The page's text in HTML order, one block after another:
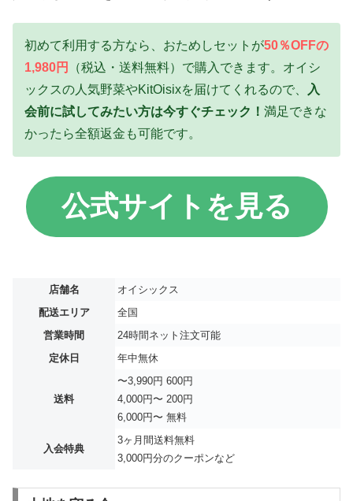
初めて利用する方なら、おためしセットが50％OFFの
1,980円
（税込・送料無料）で購入できます。オイシ
ックスの人気野菜やKitOisixを届けてくれるので、
入
会前に試してみたい方は今すぐチェック！ 満足できな
かったら全額返金も可能です。
公式サイトを見る
店舗名
オイシックス
配送エリア
全国
営業時間
24時間ネット注文可能
定休日
年中無休
送料
〜3,990円 600円
4,000円〜 200円
6,000円〜 無料
入会特典
3ヶ月間送料無料
3,000円分のクーポンなど